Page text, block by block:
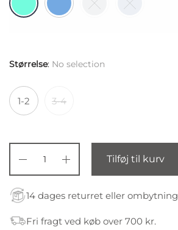
Størrelse: No selection
1-2 3-4
Tilføj til kurv
14 dages returret eller ombytning
Fri fragt ved køb over 700 kr.